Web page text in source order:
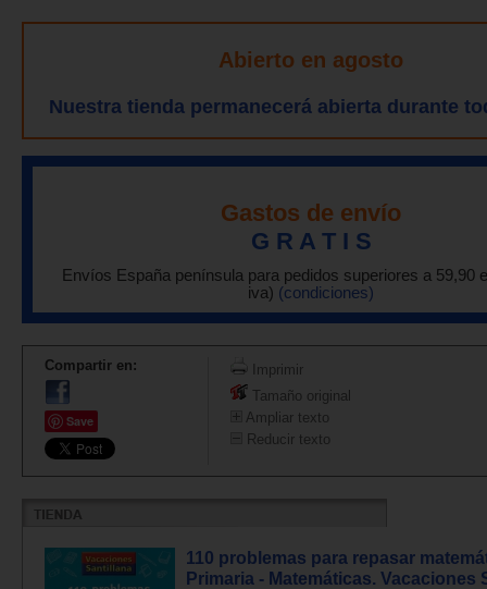
Abierto en agosto
Nuestra tienda permanecerá abierta durante
Gastos de envío
G R A T I S
Envíos España península para pedidos superiores a 59,90
iva) (condiciones)
Compartir en:
Save
Imprimir
Tamaño original
Ampliar texto
Reducir texto
110 problemas para repasar
Primaria - Matemáticas. Vacaciones